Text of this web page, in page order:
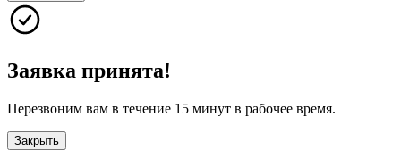
Заявка принята!
Перезвоним вам в течение 15 минут в рабочее время.
Закрыть